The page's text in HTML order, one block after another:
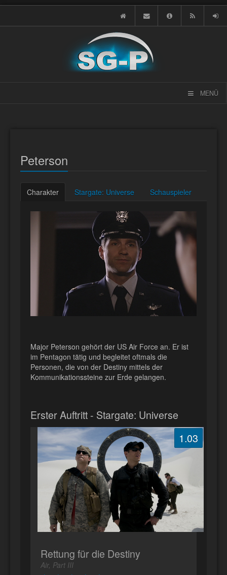
MENÜ
Peterson
Charakter Stargate: Universe Schauspieler
Major Peterson gehört der US Air Force an. Er ist
im Pentagon tätig und begleitet oftmals die
Personen, die von der Destiny mittels der
Kommunikationssteine zur Erde gelangen.
Erster Auftritt - Stargate: Universe
1.03
Rettung für die Destiny
Air, Part III